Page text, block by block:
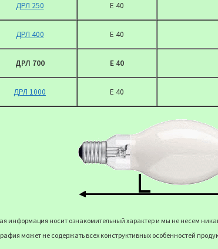
ДРЛ 250 Е 40
ДРЛ 400 Е 40
ДРЛ 700 Е 40
ДРЛ 1000 Е 40
информация носит ознакомительный характер и мы не несем
может не содержать всех конструктивных особенностей